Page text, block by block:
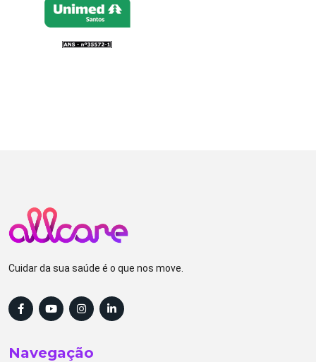
Cuidar da sua saúde é o que nos move.
Navegação